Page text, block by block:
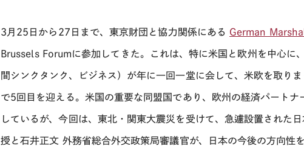
3月25日から27日まで、東京財団と協力関係にある German
Brussels Forumに参加してきた。これは、特に米国と欧州を中心に
間シンクタンク、ビジネス）が年に一回一堂に会して、米欧を取り
で5回目を迎える。米国の重要な同盟国であり、欧州の経済パート
しているが、今回は、東北・関東大震災を受けて、急遽設置された
授と石井正文 外務省総合外交政策局審議官が、日本の今後の方向性